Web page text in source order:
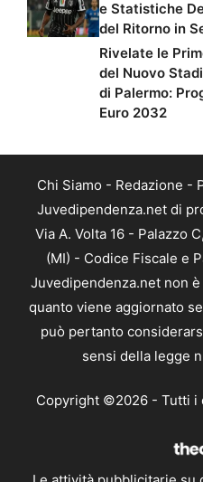
e Statistiche
del Ritorno in
Rivelate le
del Nuovo
di Palermo:
Euro 2032
Chi Siamo - Redazione -
Juvedipendenza.net di
Via A. Volta 16 - Palazzo
(MI) - Codice Fiscale e
Juvedipendenza.net non
quanto viene aggiornato
può pertanto
sensi della legge
Copyright ©2026 - Tutti i